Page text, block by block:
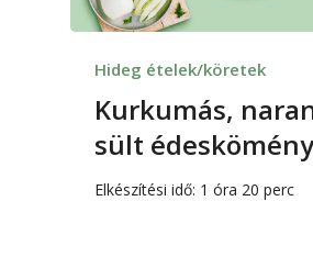
Hideg ételek/köretek
Kurkumás,
sült
Elkészítési idő: 1 óra 20 perc